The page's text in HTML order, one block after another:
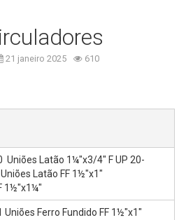
21 janeiro 2025 610
Uniões Latão 1¼"x3/4" F UP 20-
Latão FF 1½"x1"
1½"x1¼"
Uniões Ferro Fundido FF 1½"x1"